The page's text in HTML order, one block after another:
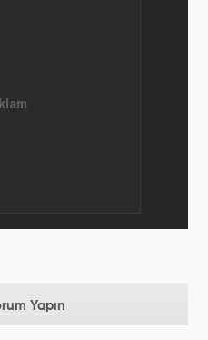
hazırladı. 2019'un Şubat
Yapın